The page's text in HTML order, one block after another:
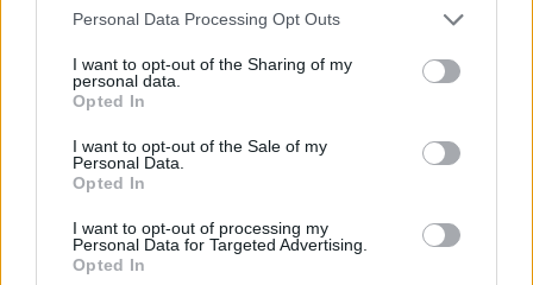
Please note that this website/app uses one or more Google
not limited to your visit or usage behaviour. You may click to
grant or deny consent to Google and its third-party tags to
use your data for below specified purposes in below Google
consent section.
Personal Data Processing Opt Outs
I want to opt-out of the Sharing of my
personal data.
Opted In
I want to opt-out of the Sale of my
Personal Data.
Opted In
I want to opt-out of processing my
Personal Data for Targeted Advertising.
Opted In
Az írási grafikonokból egy meglehetősen biztosan
kijelenthető: FreeBSD-n UFS-t SSD-n használni tilos.
Legalábbis ott, ahol írni is kell az eszközre. A
véletlenszerű írási teljesítmény mélyen a ZFS-é alatt
marad.
Persze nem könnyíti a helyzetet a gyatra SSD sem,
amely -BBWC-s kontroller ide, vagy oda- így is csak
egy HDD teljesítményét hozza. Természetesen aki
utánaolvasott az SSD-k működésének, nem lepődik
meg ezen, és vagy Intelt, vagy STEC-et vesz. Írásra.